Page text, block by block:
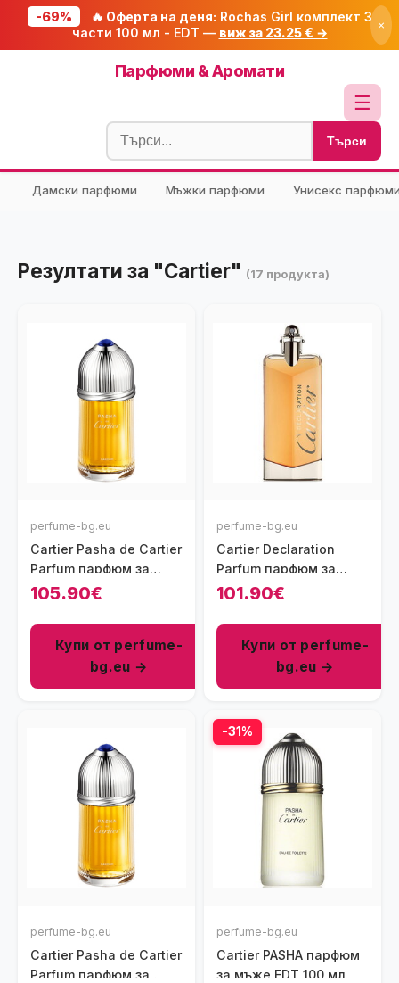
-69% 🔥 Оферта на деня: Rochas Girl комплект 3
части 100 мл - EDT — виж за 23.25 € → ×
Парфюми & Аромати
☰
Блог
🧮 Калкулатори
🔍 Намери продукт
🎟️ Купони
Търси
Дамски парфюми Мъжки парфюми Унисекс
Резултати за "Cartier" (17 продукта)
perfume-bg.eu
Cartier Pasha de Cartier
Parfum парфюм за
мъже 100 мл - EDP
105.90€
Купи от perfume-
bg.eu →
perfume-bg.eu
Cartier Declaration
Parfum парфюм за
мъже 100 мл - EDP
101.90€
Купи от perfume-
bg.eu →
perfume-bg.eu
Cartier Pasha de Cartier
Parfum парфюм за
-31%
perfume-bg.eu
Cartier PASHA парфюм
за мъже EDT 100 мл